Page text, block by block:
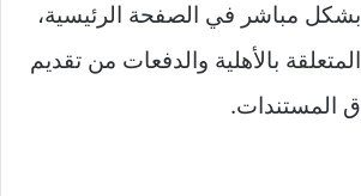
بشكل مباشر في الصفحة الرئيسية،
بالأهلية والدفعات من تقديم
المستندات.